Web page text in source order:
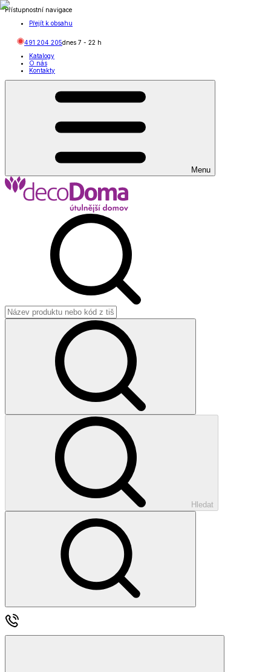
Přístupnostní navigace
Přejít k obsahu
491 204 205dnes 7 - 22 h
Katalogy
O nás
Kontakty
Menu
Hledat